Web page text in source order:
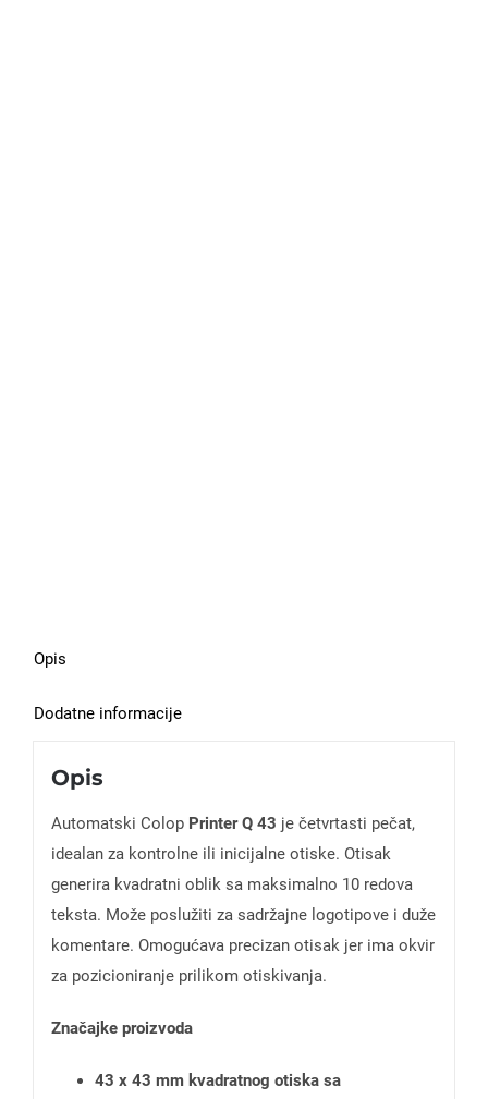
Opis
Dodatne informacije
Opis
Automatski Colop Printer Q 43 je četvrtasti pečat,
idealan za kontrolne ili inicijalne otiske. Otisak
generira kvadratni oblik sa maksimalno 10 redova
teksta. Može poslužiti za sadržajne logotipove i duže
komentare. Omogućava precizan otisak jer ima okvir
za pozicioniranje prilikom otiskivanja.
Značajke proizvoda
43 x 43 mm kvadratnog otiska sa